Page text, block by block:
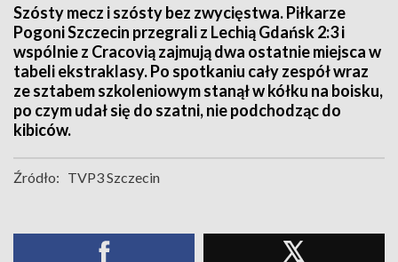
Szósty mecz i szósty bez zwycięstwa. Piłkarze
Pogoni Szczecin przegrali z Lechią Gdańsk 2:3 i
wspólnie z Cracovią zajmują dwa ostatnie miejsca w
tabeli ekstraklasy. Po spotkaniu cały zespół wraz
ze sztabem szkoleniowym stanął w kółku na boisku,
po czym udał się do szatni, nie podchodząc do
kibiców.
Źródło: TVP3 Szczecin